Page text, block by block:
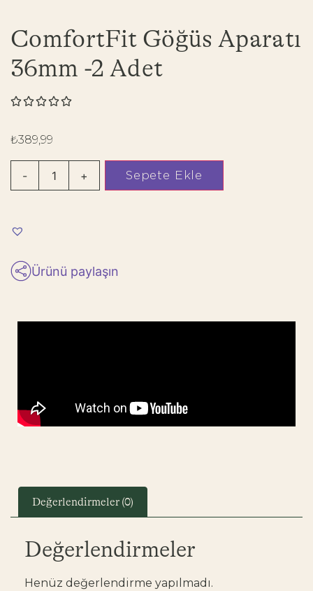
ComfortFit Göğüs Aparatı
36mm -2 Adet

₺389,99
- + Sepete Ekle
Ürünü paylaşın
Değerlendirmeler (0)
Değerlendirmeler
Henüz değerlendirme yapılmadı.